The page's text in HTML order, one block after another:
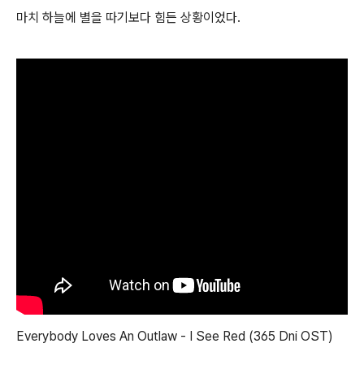
마치 하늘에 별을 따기보다 힘든 상황이었다.
Everybody Loves An Outlaw - I See Red (365 Dni OST)